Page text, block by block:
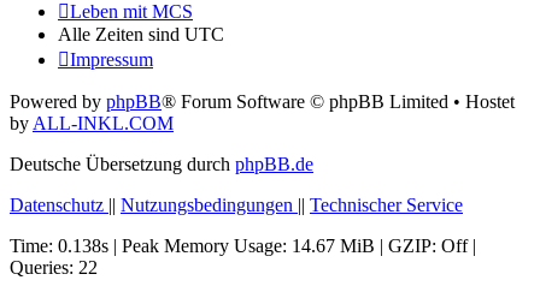
Leben mit MCS
Alle Zeiten sind UTC
Impressum
Powered by phpBB® Forum Software © phpBB Limited • Hostet
by ALL-INKL.COM
Deutsche Übersetzung durch phpBB.de
Datenschutz || Nutzungsbedingungen || Technischer Service
Time: 0.138s | Peak Memory Usage: 14.67 MiB | GZIP: Off |
Queries: 22